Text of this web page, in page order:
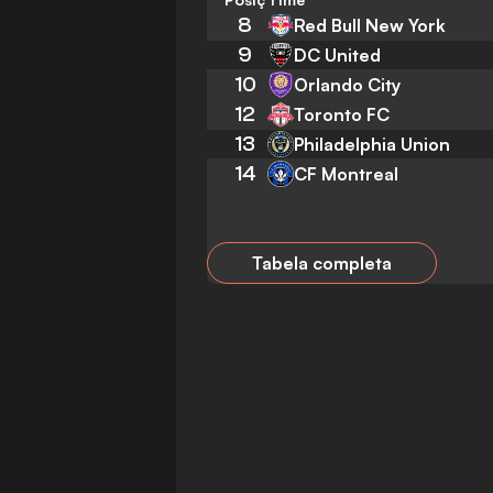
8 Red Bull New York
9 DC United
10 Orlando City
12 Toronto FC
13 Philadelphia Union
14 CF Montreal
Tabela completa